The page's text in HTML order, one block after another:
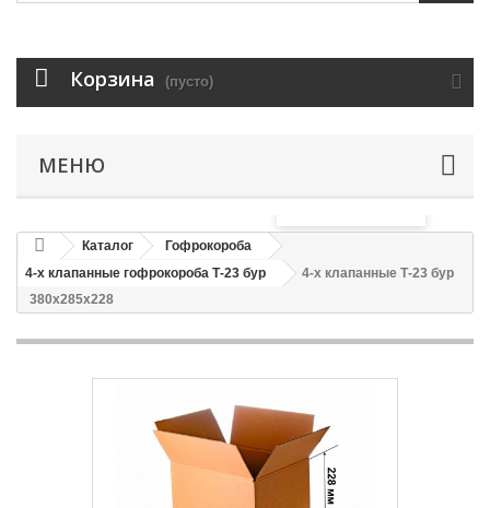
Корзина (пусто)
МЕНЮ
Каталог
Гофрокороба
4-х клапанные гофрокороба Т-23 бур
4-х клапанные Т-23 бур
380x285x228